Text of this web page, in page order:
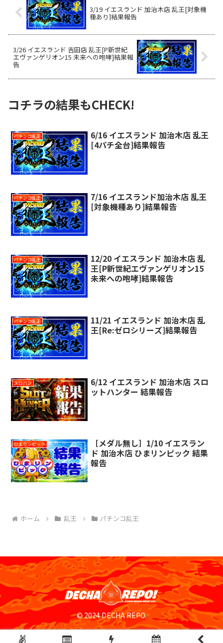
3/19 イエスランド 加治木店 乱王[対象機
種あり]結果報告
3/26 イエスランド 吉田店 乱王[P新世紀
エヴァンゲリオン15 未来への咆哮]結果報
告
コチラの結果もCHECK!
パチンコ乱王
6/16 イエスランド 加治木店 乱王
[4パチ全台]結果報告
パチンコ乱王
7/16 イエスランド加治木店 乱王
[対象機種あり]結果報告
パチンコ乱王
12/20 イエスランド 加治木店 乱
王[P新世紀エヴァンゲリオン15
未来への咆哮]結果報告
パチンコ乱王
11/21 イエスランド 加治木店 乱
王[Re:ゼロシリーズ]結果報告
スロハン
6/12 イエスランド 加治木店 スロ
ットハンター 結果報告
ひまりンピック
［メダル無し］1/10 イエスラン
ド 加治木店 ひまリンピック 結果
報告
ホーム 乱王 パチンコ乱王
© 2024 DECHA REPO.